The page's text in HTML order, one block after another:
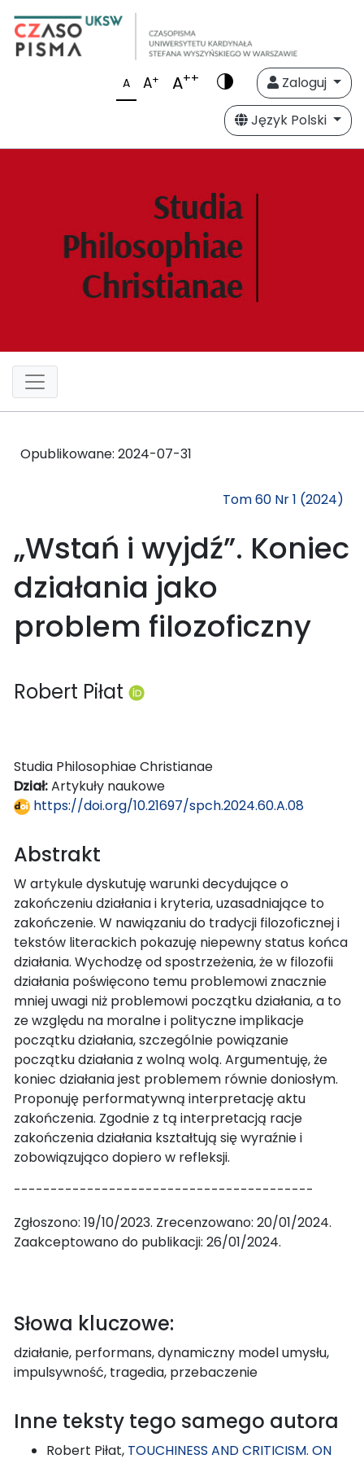
A A+ A++
Zaloguj
Język Polski
Opublikowane: 2024-07-31
Tom 60 Nr 1 (2024)
„Wstań i wyjdź”. Koniec
działania jako
problem filozoficzny
Robert Piłat
Studia Philosophiae Christianae
Dział:Artykuły naukowe
https://doi.org/10.21697/spch.2024.60.A.08
Abstrakt
W artykule dyskutuję warunki decydujące o
zakończeniu działania i kryteria, uzasadniające to
zakończenie. W nawiązaniu do tradycji filozoficznej i
tekstów literackich pokazuję niepewny status końca
działania. Wychodzę od spostrzeżenia, że w filozofii
działania poświęcono temu problemowi znacznie
mniej uwagi niż problemowi początku działania, a to
ze względu na moralne i polityczne implikacje
początku działania, szczególnie powiązanie
początku działania z wolną wolą. Argumentuję, że
koniec działania jest problemem równie doniosłym.
Proponuję performatywną interpretację aktu
zakończenia. Zgodnie z tą interpretacją racje
zakończenia działania kształtują się wyraźnie i
zobowiązująco dopiero w refleksji.
-----------------------------------------
Zgłoszono: 19/10/2023. Zrecenzowano: 20/01/2024.
Zaakceptowano do publikacji: 26/01/2024.
Słowa kluczowe:
działanie, performans, dynamiczny model umysłu,
impulsywność, tragedia, przebaczenie
Inne teksty tego samego autora
Robert Piłat, TOUCHINESS AND CRITICISM. ON